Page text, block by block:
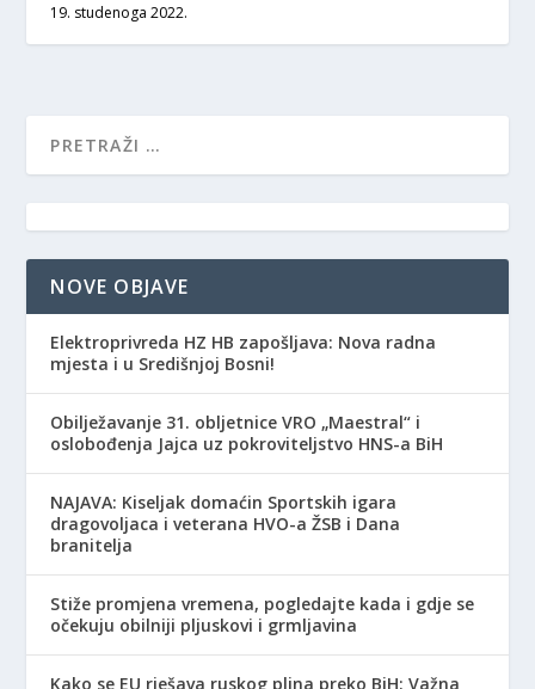
19. studenoga 2022.
NOVE OBJAVE
Elektroprivreda HZ HB zapošljava: Nova radna
mjesta i u Središnjoj Bosni!
Obilježavanje 31. obljetnice VRO „Maestral“ i
oslobođenja Jajca uz pokroviteljstvo HNS-a BiH
NAJAVA: Kiseljak domaćin Sportskih igara
dragovoljaca i veterana HVO-a ŽSB i Dana
branitelja
Stiže promjena vremena, pogledajte kada i gdje se
očekuju obilniji pljuskovi i grmljavina
Kako se EU rješava ruskog plina preko BiH: Važna